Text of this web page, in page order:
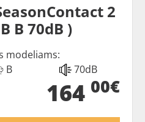
2
B 70dB )
modeliams:
B 70dB
164 00€